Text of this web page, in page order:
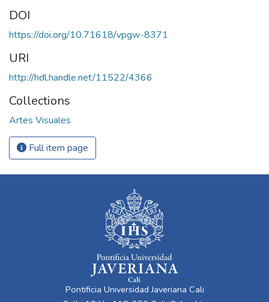
DOI
https://doi.org/10.71618/vpgw-8371
URI
http://hdl.handle.net/11522/4366
Collections
Artes Visuales
Full item page
Pontificia Universidad Javeriana Cali